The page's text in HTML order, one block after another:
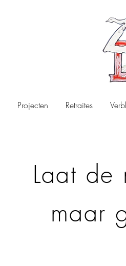
Projecten Retraites
Laat de
maar